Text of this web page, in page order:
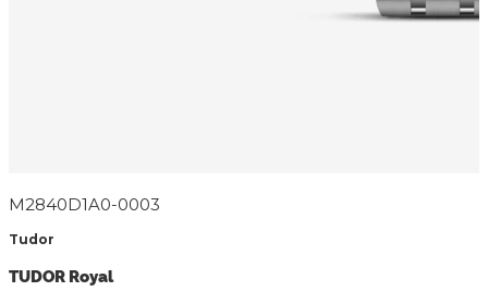
M2840D1A0-0003
Tudor
TUDOR Royal